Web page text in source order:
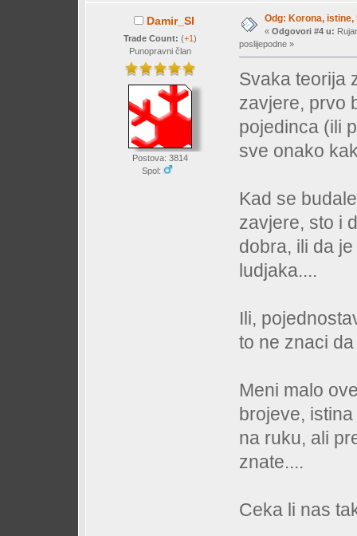
Damir_Sl
Trade Count: (+1)
Punopravni član
Postova: 3814
Spol:
Odg: Korona,
« Odgovori #4 u:
poslijepodne »
Svaka teorija
zavjere, prvo
pojedinca (ili
sve onako
Kad se
zavjere, sto i
dobra, ili da
ludjaka....
Ili,
to ne znaci
Meni malo
brojeve,
na ruku, ali
znate....
Ceka li nas